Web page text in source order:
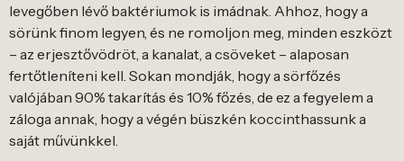
levegőben lévő baktériumok is imádnak. Ahhoz, hogy a
sörünk finom legyen, és ne romoljon meg, minden eszközt
– az erjesztővödröt, a kanalat, a csöveket – alaposan
fertőtleníteni kell. Sokan mondják, hogy a sörfőzés
valójában 90% takarítás és 10% főzés, de ez a fegyelem a
záloga annak, hogy a végén büszkén koccinthassunk a
saját művünkkel.